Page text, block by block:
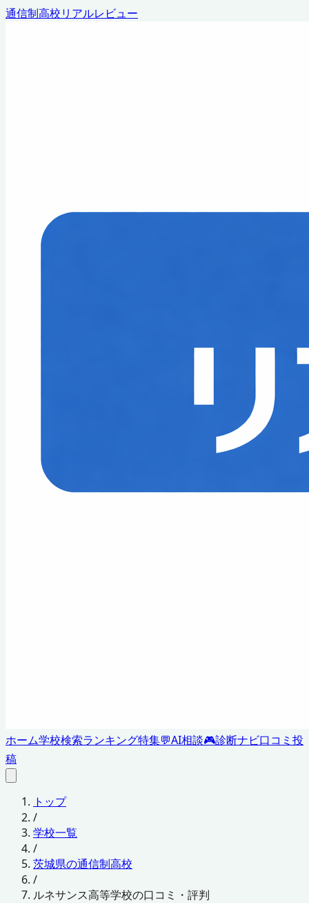
通信制高校リアルレビュー
ホーム学校検索ランキング特集💬AI相談🎮診断ナビ口コミ投
稿
トップ
/
学校一覧
/
茨城県の通信制高校
/
ルネサンス高等学校の口コミ・評判